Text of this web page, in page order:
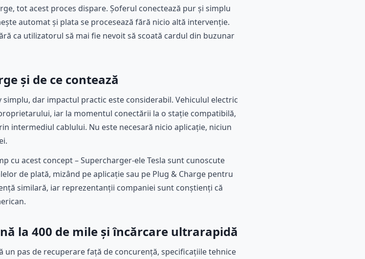
tot acest proces dispare. Șoferul conectează pur și simplu
automat și plata se procesează fără nicio altă intervenție.
ca utilizatorul să mai fie nevoit să scoată cardul din buzunar
și de ce contează
dar impactul practic este considerabil. Vehiculul electric
iar la momentul conectării la o stație compatibilă,
intermediul cablului. Nu este necesară nicio aplicație, niciun
cu acest concept – Supercharger-ele Tesla sunt cunoscute
de plată, mizând pe aplicație sau pe Plug & Charge pentru
similară, iar reprezentanții companiei sunt conștienți că
la 400 de mile și încărcare ultrarapidă
un pas de recuperare față de concurență, specificațiile tehnice